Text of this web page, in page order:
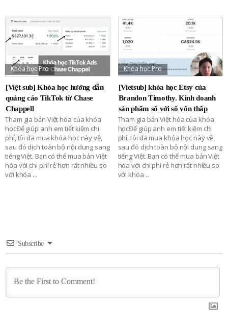
Khóa học Pro
[Việt sub] Khóa học hướng dẫn
quảng cáo TikTok từ Chase
Chappell
Tham gia bản Việt hóa của khóa
họcĐể giúp anh em tiết kiệm chi
phí, tôi đã mua khóa học này về,
sau đó dịch toàn bộ nội dung sang
tiếng Việt. Bạn có thể mua bản Việt
hóa với chi phí rẻ hơn rất nhiều so
với khóa ...
Khóa học Pro
[Vietsub] khóa học Etsy của
Brandon Timothy. Kinh doanh
sản phẩm số với số vốn thấp
Tham gia bản Việt hóa của khóa
họcĐể giúp anh em tiết kiệm chi
phí, tôi đã mua khóa học này về,
sau đó dịch toàn bộ nội dung sang
tiếng Việt. Bạn có thể mua bản Việt
hóa với chi phí rẻ hơn rất nhiều so
với khóa ...
Subscribe